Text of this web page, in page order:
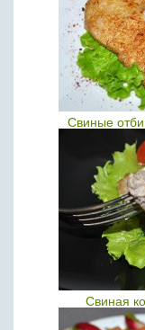
Свиные
Свиная